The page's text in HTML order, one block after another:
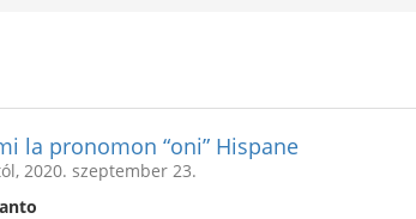
la pronomon “oni” Hispane
2020. szeptember 23.